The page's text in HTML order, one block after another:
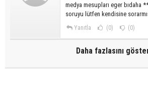
medya mesupları eger bıdaha
soruyu lütfen kendisine
Yanıtla (0) (0)
Daha fazlasını